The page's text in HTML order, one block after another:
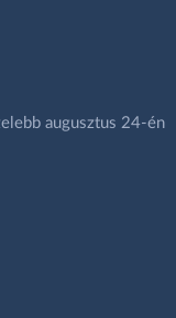
augusztus 24-én